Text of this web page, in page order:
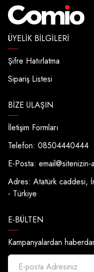
ÜYELIK BILGILERI
Şifre Hatırlatma
Sipariş Listesi
BIZE ULAŞIN
İletişim Formları
Telefon: 08504440444
E-Posta:
Adres: Atatürk caddesi,
- Türkiye
E-BÜLTEN
Kampanyalardan